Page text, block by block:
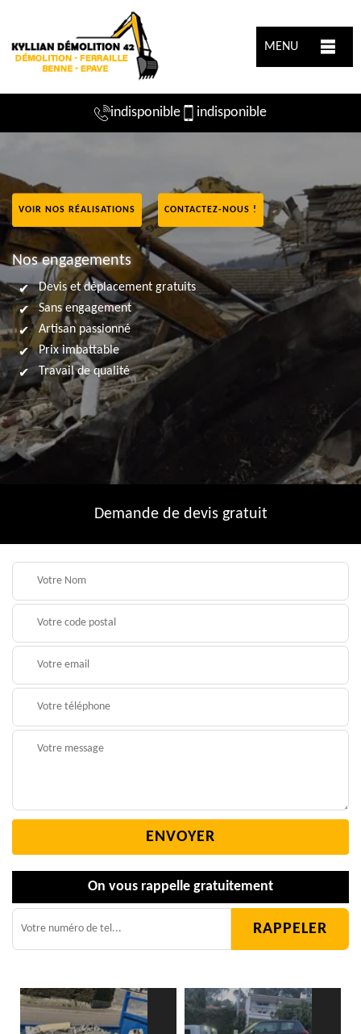
MENU
indisponible indisponible
VOIR NOS RÉALISATIONS CONTACTEZ-NOUS !
Nos engagements
Devis et déplacement gratuits
Sans engagement
Artisan passionné
Prix imbattable
Travail de qualité
Demande de devis gratuit
On vous rappelle gratuitement